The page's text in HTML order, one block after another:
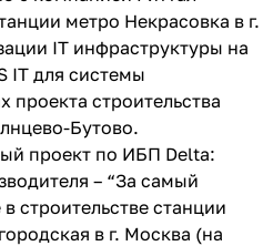
метро Некрасовка в г.
IT инфраструктуры на
IT для системы
проекта строительства
Бутово.
проект по ИБП Delta:
– “За самый
строительстве станции
в г. Москва (на